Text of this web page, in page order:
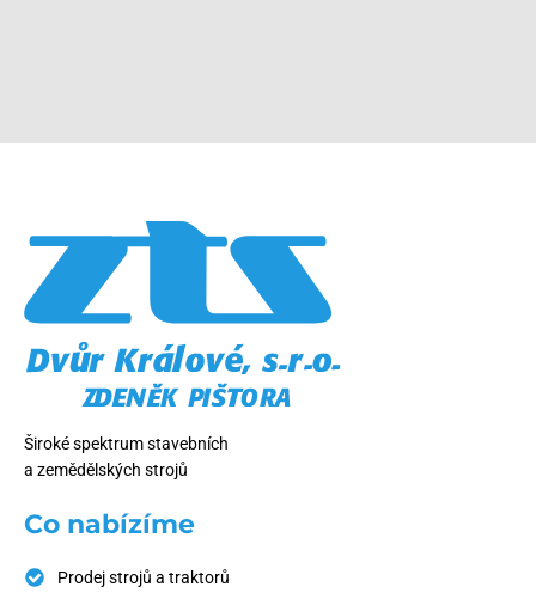
Široké spektrum stavebních
a zemědělských strojů
Co nabízíme
Prodej strojů a traktorů